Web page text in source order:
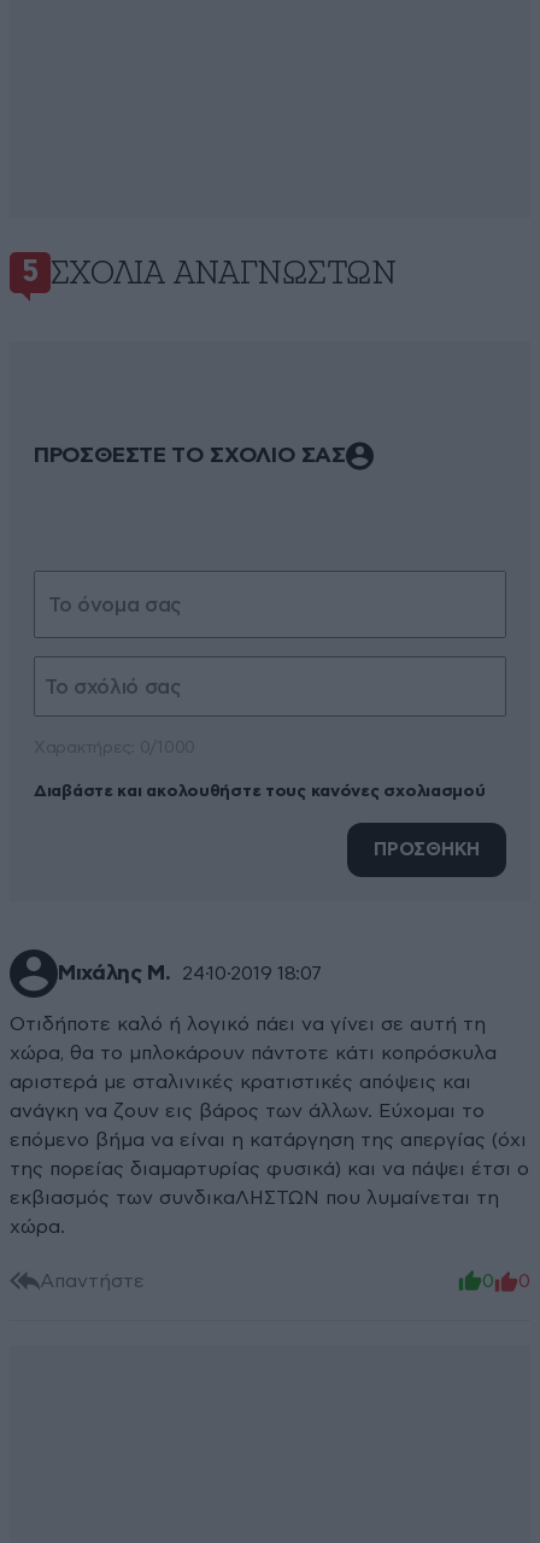
5 ΣΧΌΛΙΑ ΑΝΑΓΝΩΣΤΏΝ
ΠΡΟΣΘΕΣΤΕ ΤΟ ΣΧΟΛΙΟ ΣΑΣ
Διαβάστε και ακολουθήστε τους κανόνες σχολιασμού
ΠΡΟΣΘΗΚΗ
Mιχάλης Μ. 24·10·2019 18:07
Οτιδήποτε καλό ή λογικό πάει να γίνει σε αυτή τη
χώρα, θα το μπλοκάρουν πάντοτε κάτι κοπρόσκυλα
αριστερά με σταλινικές κρατιστικές απόψεις και
ανάγκη να ζουν εις βάρος των άλλων. Εύχομαι το
επόμενο βήμα να είναι η κατάργηση της απεργίας (όχι
της πορείας διαμαρτυρίας φυσικά) και να πάψει έτσι ο
εκβιασμός των συνδικαΛΗΣΤΩΝ που λυμαίνεται τη
χώρα.
Απαντήστε 0 0